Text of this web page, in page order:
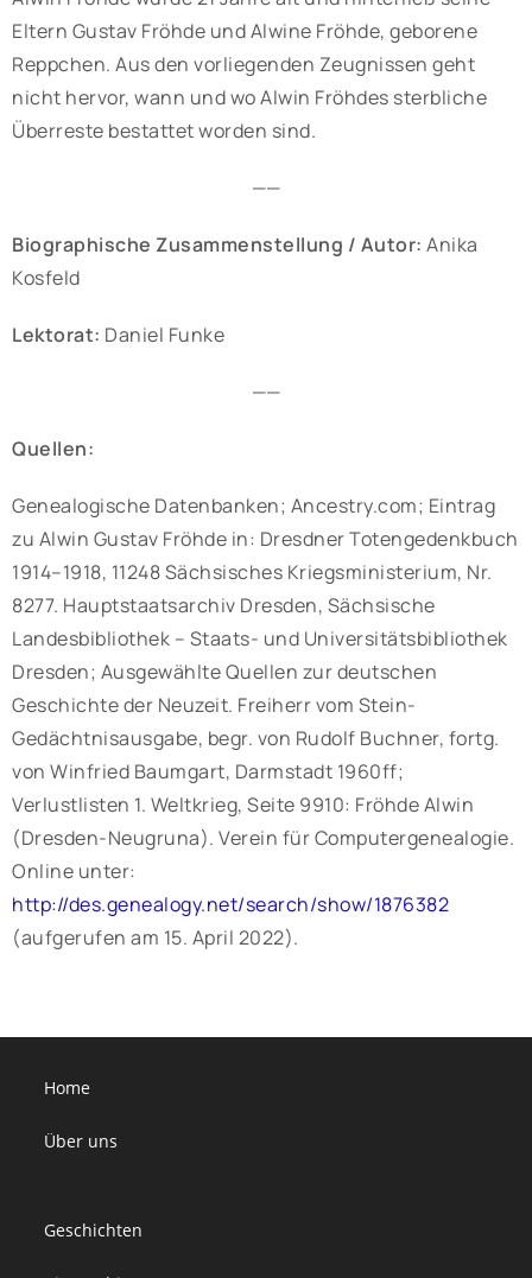
Eltern Gustav Fröhde und Alwine Fröhde, geborene
Reppchen. Aus den vorliegenden Zeugnissen geht
nicht hervor, wann und wo Alwin Fröhdes sterbliche
Überreste bestattet worden sind.
——
Biographische Zusammenstellung / Autor: Anika
Kosfeld
Lektorat: Daniel Funke
——
Quellen:
Genealogische Datenbanken; Ancestry.com; Eintrag
zu Alwin Gustav Fröhde in: Dresdner Totengedenkbuch
1914–1918, 11248 Sächsisches Kriegsministerium, Nr.
8277. Hauptstaatsarchiv Dresden, Sächsische
Landesbibliothek – Staats- und Universitätsbibliothek
Dresden; Ausgewählte Quellen zur deutschen
Geschichte der Neuzeit. Freiherr vom Stein-
Gedächtnisausgabe, begr. von Rudolf Buchner, fortg.
von Winfried Baumgart, Darmstadt 1960ff;
Verlustlisten 1. Weltkrieg, Seite 9910: Fröhde Alwin
(Dresden-Neugruna). Verein für Computergenealogie.
Online unter:
http://des.genealogy.net/search/show/1876382
(aufgerufen am 15. April 2022).
Home
Über uns
Geschichten